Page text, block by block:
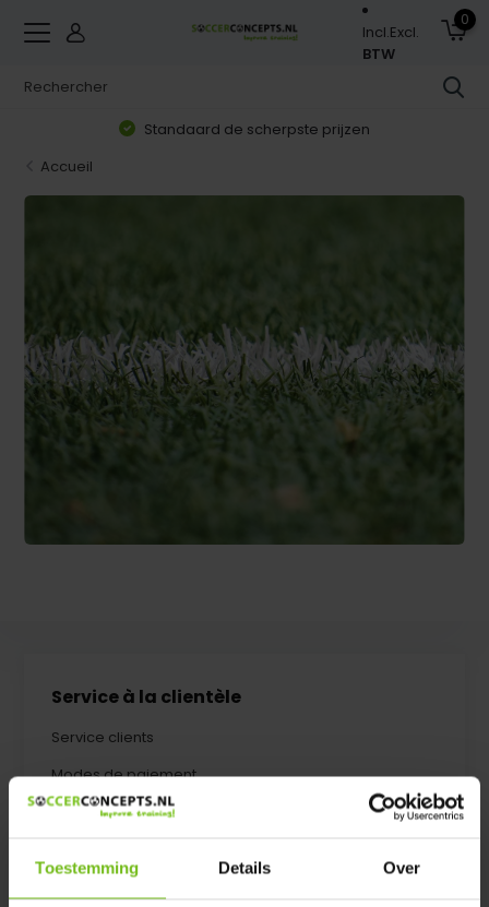
Toestemming Details Over
Incl.Excl.
BTW
0
Standaard de scherpste prijzen
Accueil
Service à la clientèle
Service clients
Modes de paiement
Expédition & retours